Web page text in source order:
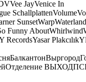
Vee JayVenice In
SchallplattenVolume
SunsetWarpWaterland
Funny AboutWhirlwind
RecordsYasar Plakcılık
БалкантонВыргород
Отделение ВЫХОД